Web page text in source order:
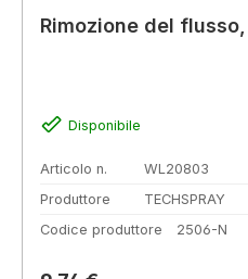
Rimozione del flusso,
Disponibile
Articolo n.
WL20803
Produttore
TECHSPRAY
Codice produttore
2506-N